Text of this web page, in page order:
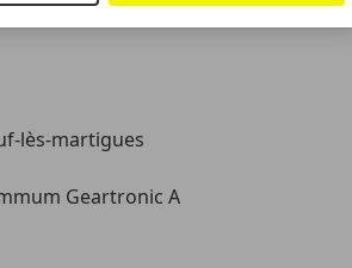
lès-martigues
Geartronic A